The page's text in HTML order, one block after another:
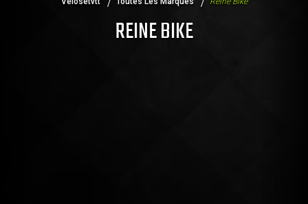
liste de vos produits et où se reflète le prix le plus
REINE BIKE